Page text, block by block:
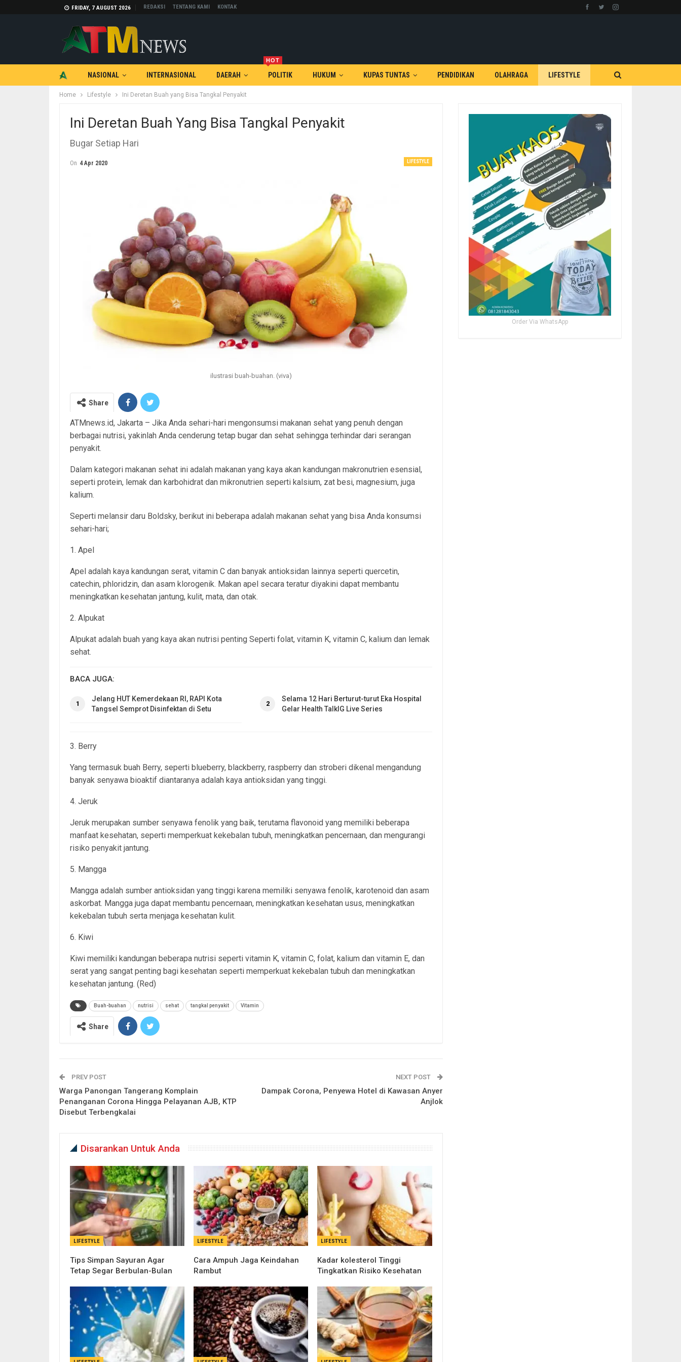
FRIDAY, 7 AUGUST 2026 REDAKSI TENTANG KAMI KONTAK
NASIONAL INTERNASIONAL DAERAH POLITIK
HOT
HUKUM KUPAS TUNTAS PENDIDIKAN OLAHRAGA LIFESTYLE
TEKNOLOGI OTOMOTIF
Home Lifestyle Ini Deretan Buah yang Bisa Tangkal Penyakit
Ini Deretan Buah Yang Bisa Tangkal Penyakit
Bugar Setiap Hari
LIFESTYLE
On 4 Apr 2020
ilustrasi buah-buahan. (viva)
Share
ATMnews.id, Jakarta – Jika Anda sehari-hari mengonsumsi makanan sehat yang penuh dengan
berbagai nutrisi, yakinlah Anda cenderung tetap bugar dan sehat sehingga terhindar dari serangan
penyakit.
Dalam kategori makanan sehat ini adalah makanan yang kaya akan kandungan makronutrien esensial,
seperti protein, lemak dan karbohidrat dan mikronutrien seperti kalsium, zat besi, magnesium, juga
kalium.
Seperti melansir daru Boldsky, berikut ini beberapa adalah makanan sehat yang bisa Anda konsumsi
sehari-hari;
1. Apel
Apel adalah kaya kandungan serat, vitamin C dan banyak antioksidan lainnya seperti quercetin,
catechin, phloridzin, dan asam klorogenik. Makan apel secara teratur diyakini dapat membantu
meningkatkan kesehatan jantung, kulit, mata, dan otak.
2. Alpukat
Alpukat adalah buah yang kaya akan nutrisi penting Seperti folat, vitamin K, vitamin C, kalium dan lemak
sehat.
BACA JUGA:
1
Jelang HUT Kemerdekaan RI, RAPI Kota
Tangsel Semprot Disinfektan di Setu
2
Selama 12 Hari Berturut-turut Eka Hospital
Gelar Health TalkIG Live Series
3. Berry
Yang termasuk buah Berry, seperti blueberry, blackberry, raspberry dan stroberi dikenal mengandung
banyak senyawa bioaktif diantaranya adalah kaya antioksidan yang tinggi.
4. Jeruk
Jeruk merupakan sumber senyawa fenolik yang baik, terutama flavonoid yang memiliki beberapa
manfaat kesehatan, seperti memperkuat kekebalan tubuh, meningkatkan pencernaan, dan mengurangi
risiko penyakit jantung.
5. Mangga
Mangga adalah sumber antioksidan yang tinggi karena memiliki senyawa fenolik, karotenoid dan asam
askorbat. Mangga juga dapat membantu pencernaan, meningkatkan kesehatan usus, meningkatkan
kekebalan tubuh serta menjaga kesehatan kulit.
6. Kiwi
Kiwi memiliki kandungan beberapa nutrisi seperti vitamin K, vitamin C, folat, kalium dan vitamin E, dan
serat yang sangat penting bagi kesehatan seperti memperkuat kekebalan tubuh dan meningkatkan
kesehatan jantung. (Red)
Buah-buahan nutrisi sehat tangkal penyakit Vitamin
Share
PREV POST
Warga Panongan Tangerang Komplain
Penanganan Corona Hingga Pelayanan AJB, KTP
Disebut Terbengkalai
NEXT POST
Dampak Corona, Penyewa Hotel di Kawasan Anyer
Anjlok
Disarankan Untuk Anda
LIFESTYLE
Tips Simpan Sayuran Agar
Tetap Segar Berbulan-Bulan
LIFESTYLE
Cara Ampuh Jaga Keindahan
Rambut
LIFESTYLE
Kadar kolesterol Tinggi
Tingkatkan Risiko Kesehatan
Order Via WhatsApp